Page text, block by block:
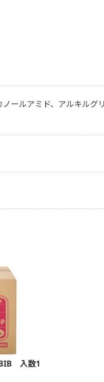
ールアミド、アルキルグ
入数1